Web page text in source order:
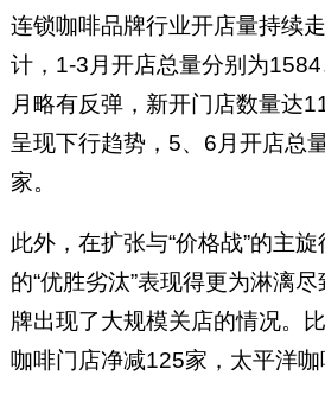
连锁咖啡品牌行业开店量持续
计，1-3月开店总量分别为
月略有反弹，新开门店数量达
呈现下行趋势，5、6月开店总
家。
此外，在扩张与“价格战”的主
的“优胜劣汰”表现得更为淋漓
牌出现了大规模关店的情况。
咖啡门店净减125家，太平洋咖